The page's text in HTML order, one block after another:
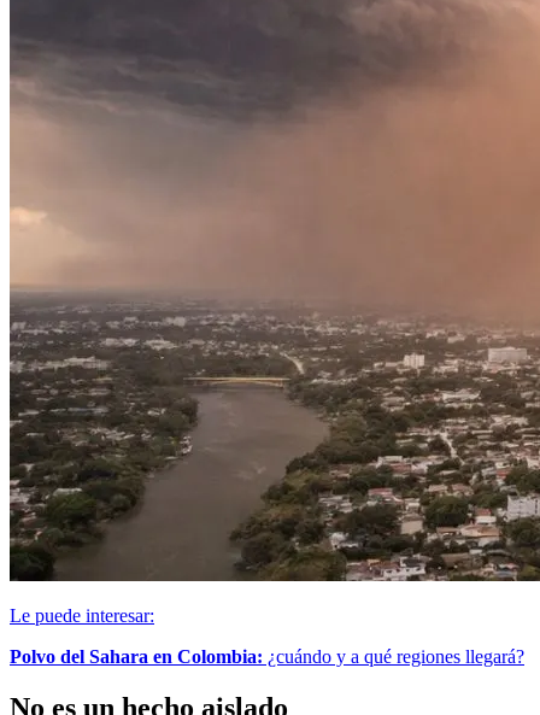
Le puede interesar:
Polvo del Sahara en Colombia: ¿cuándo y a qué regiones llegará?
No es un hecho aislado